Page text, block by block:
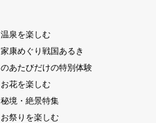
温泉を楽しむ
家康めぐり戦国あるき
のあたびだけの特別体験
お花を楽しむ
秘境・絶景特集
お祭りを楽しむ